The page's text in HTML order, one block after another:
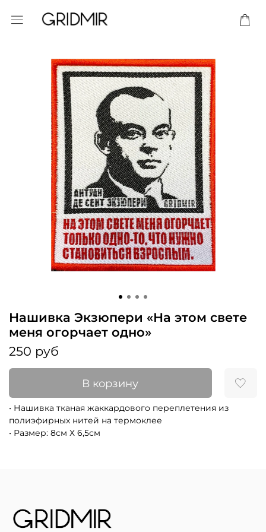
Нашивка Экзюпери «На этом свете
меня огорчает одно»
250 руб
В корзину
• Нашивка тканая жаккардового переплетения из
полиэфирных нитей на термоклее
• Размер: 8см Х 6,5см